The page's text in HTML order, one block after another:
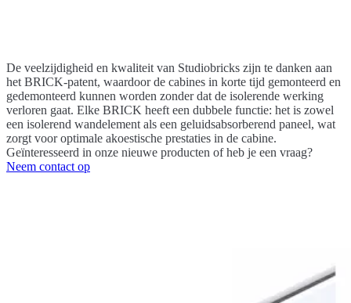
De veelzijdigheid en kwaliteit van Studiobricks zijn te danken aan
het BRICK-patent, waardoor de cabines in korte tijd gemonteerd en
gedemonteerd kunnen worden zonder dat de isolerende werking
verloren gaat. Elke BRICK heeft een dubbele functie: het is zowel
een isolerend wandelement als een geluidsabsorberend paneel, wat
zorgt voor optimale akoestische prestaties in de cabine.
Geïnteresseerd in onze nieuwe producten of heb je een vraag?
Neem contact op